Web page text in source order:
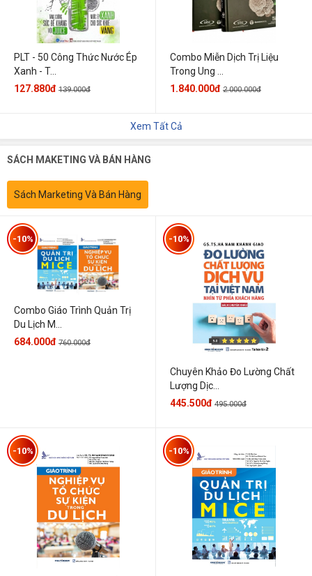
PLT - 50 Công Thức Nước Ép
Xanh - T...
127.880đ 139.000đ
Combo Miễn Dịch Trị Liệu
Trong Ung ...
1.840.000đ 2.000.000đ
Xem Tất Cả
SÁCH MAKETING VÀ BÁN HÀNG
Sách Marketing Và Bán Hàng
Combo Giáo Trình Quản Trị
Du Lịch M...
-10%
684.000đ 760.000đ
Chuyên Khảo Đo Lường Chất
Lượng Dịc...
-10%
445.500đ 495.000đ
-10% -10%